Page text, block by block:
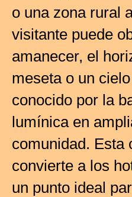
o una zona rural
visitante puede
amanecer, el
meseta o un
conocido por la
lumínica en
comunidad. Esta
convierte a los
un punto ideal